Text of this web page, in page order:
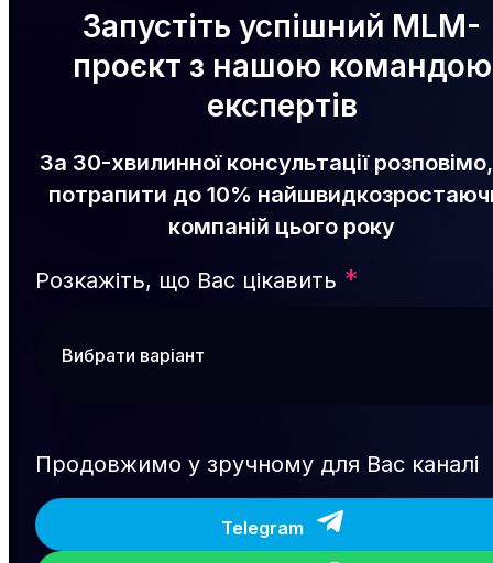
Запустіть успішний MLM-
проєкт з нашою командою
експертів
За 30-хвилинної консультації
потрапити до 10%
компаній цього року
Розкажіть, що Вас цікавить *
Продовжимо у зручному для Вас каналі
Telegram